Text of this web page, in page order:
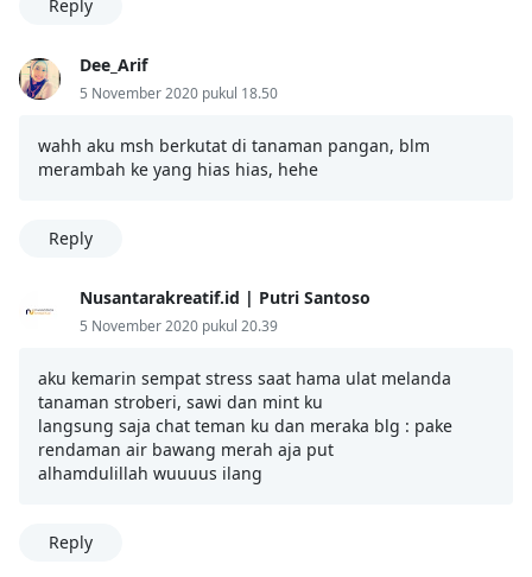
Reply
Dee_Arif
5 November 2020 pukul 18.50
wahh aku msh berkutat di tanaman pangan, blm
merambah ke yang hias hias, hehe
Reply
Nusantarakreatif.id | Putri Santoso
5 November 2020 pukul 20.39
aku kemarin sempat stress saat hama ulat melanda
tanaman stroberi, sawi dan mint ku
langsung saja chat teman ku dan meraka blg : pake
rendaman air bawang merah aja put
alhamdulillah wuuuus ilang
Reply